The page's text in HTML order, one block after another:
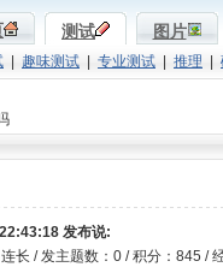
测试 图片
趣味测试 专业测试 推理
发布说:
长 / 发主题数：0 / 积分：845 /